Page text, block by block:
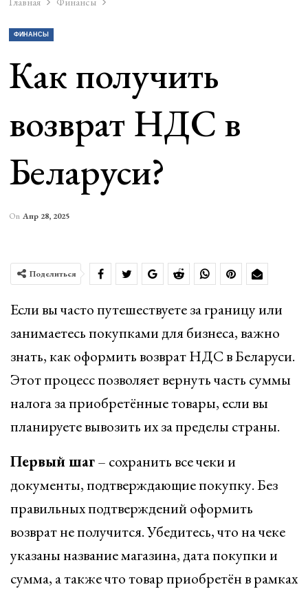
ФИНАНСЫ
Как получить
возврат НДС в
Беларуси?
On Апр 28, 2025
Поделиться
Если вы часто путешествуете за границу или
занимаетесь покупками для бизнеса, важно
знать, как оформить возврат НДС в Беларуси.
Этот процесс позволяет вернуть часть суммы
налога за приобретённые товары, если вы
планируете вывозить их за пределы страны.
Первый шаг– сохранить все чеки и
документы, подтверждающие покупку. Без
правильных подтверждений оформить
возврат не получится. Убедитесь, что на чеке
указаны название магазина, дата покупки и
сумма, а также что товар приобретён в рамках